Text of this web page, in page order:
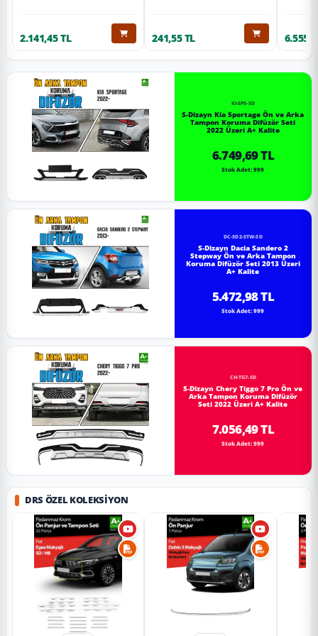
2.141,45 TL 241,55 TL
KI-SP5-SD
S-Dizayn Kia Sportage Ön ve Arka
Tampon Koruma Difüzör Seti
2022 Üzeri A+ Kalite
6.749,69 TL
Stok Adet: 999
DC-SD2-STW-SD
S-Dizayn Dacia Sandero 2
Stepway Ön ve Arka Tampon
Koruma Difüzör Seti 2013 Üzeri
A+ Kalite
5.472,98 TL
Stok Adet: 999
CH-TG7-SD
S-Dizayn Chery Tiggo 7 Pro Ön ve
Arka Tampon Koruma Difüzör
Seti 2022 Üzeri A+ Kalite
7.056,49 TL
Stok Adet: 999
DRS ÖZEL KOLEKSIYON